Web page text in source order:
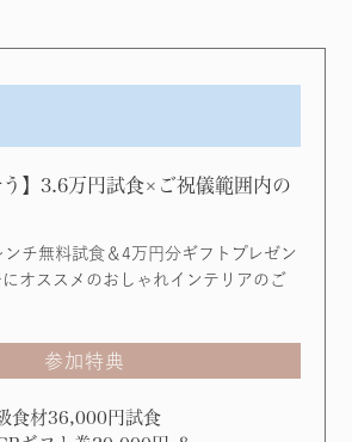
う】3.6万円試⾷×ご祝儀範囲内の
ンチ無料試食＆4万円分ギフトプレゼン
にオススメのおしゃれインテリアのご
参加特典
食材36,000円試食